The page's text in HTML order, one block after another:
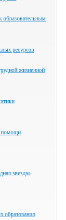
образовательным
ресурсов
жизненной
помощи
звезда»
образования